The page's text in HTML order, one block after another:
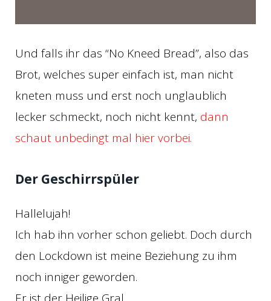
Und falls ihr das “No Kneed Bread”, also das
Brot, welches super einfach ist, man nicht
kneten muss und erst noch unglaublich
lecker schmeckt, noch nicht kennt, dann
schaut unbedingt mal hier vorbei.
Der Geschirrspüler
Hallelujah!
Ich hab ihn vorher schon geliebt. Doch durch
den Lockdown ist meine Beziehung zu ihm
noch inniger geworden.